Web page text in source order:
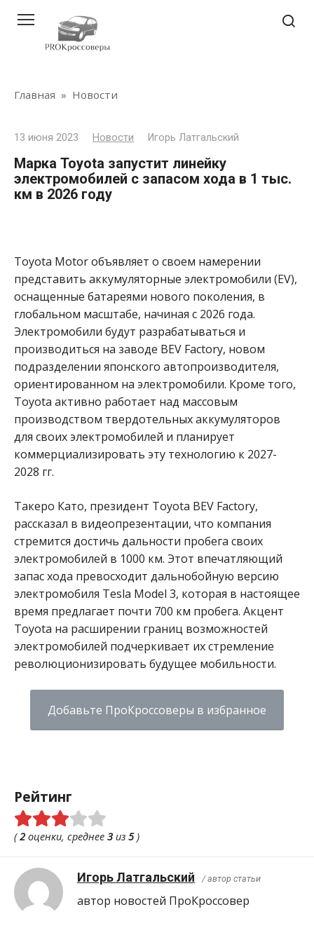
контенту
Главная » Новости
13 июня 2023 Новости Игорь Латгальский
Марка Toyota запустит линейку
электромобилей c запасом хода в 1 тыс.
км в 2026 году
Toyota Motor объявляет о своем намерении
представить аккумуляторные электромобили (EV),
оснащенные батареями нового поколения, в
глобальном масштабе, начиная с 2026 года.
Электромобили будут разрабатываться и
производиться на заводе BEV Factory, новом
подразделении японского автопроизводителя,
ориентированном на электромобили. Кроме того,
Toyota активно работает над массовым
производством твердотельных аккумуляторов
для своих электромобилей и планирует
коммерциализировать эту технологию к 2027-
2028 гг.
Такеро Като, президент Toyota BEV Factory,
рассказал в видеопрезентации, что компания
стремится достичь дальности пробега своих
электромобилей в 1000 км. Этот впечатляющий
запас хода превосходит дальнобойную версию
электромобиля Tesla Model 3, которая в настоящее
время предлагает почти 700 км пробега. Акцент
Toyota на расширении границ возможностей
электромобилей подчеркивает их стремление
революционизировать будущее мобильности.
Добавьте ПроКроссоверы в избранное
Рейтинг
(2 оценки, среднее 3 из 5)
Игорь Латгальский / автор статьи
автор новостей ПроКроcсовер